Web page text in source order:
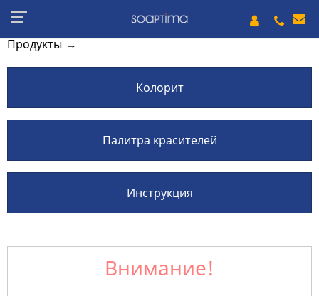
Продукты →
Колорит
Палитра красителей
Инструкция
Внимание!